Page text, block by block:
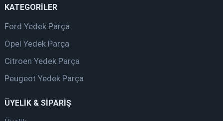
KATEGORİLER
Ford Yedek Parça
Opel Yedek Parça
Citroen Yedek Parça
Peugeot Yedek Parça
ÜYELİK & SİPARİŞ